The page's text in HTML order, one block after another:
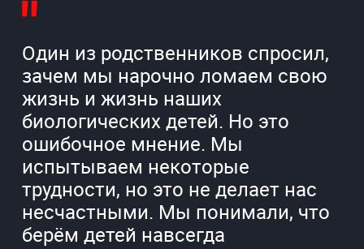
Один из родственников спросил,
зачем мы нарочно ломаем свою
жизнь и жизнь наших
биологических детей. Но это
ошибочное мнение. Мы
испытываем некоторые
трудности, но это не делает нас
несчастными. Мы понимали, что
берём детей навсегда